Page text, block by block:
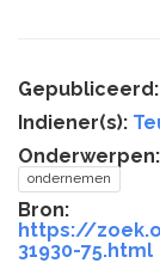
Indiener(s):
Onderwerpen:
ondernemen
Bron:
https://
31930-75.html